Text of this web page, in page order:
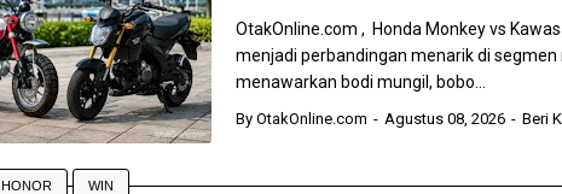
OtakOnline.com , Honda Monkey vs
menjadi perbandingan menarik di segmen
menawarkan bodi mungil, bobo...
By OtakOnline.com Agustus 08, 2026 Beri
HONOR WIN